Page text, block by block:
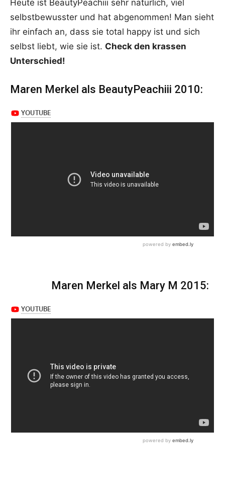
Heute ist BeautyPeachiii sehr natürlich, viel
selbstbewusster und hat abgenommen! Man sieht
ihr einfach an, dass sie total happy ist und sich
selbst liebt, wie sie ist. Check den krassen
Unterschied!
Maren Merkel als BeautyPeachiii 2010:
Maren Merkel als Mary M 2015: